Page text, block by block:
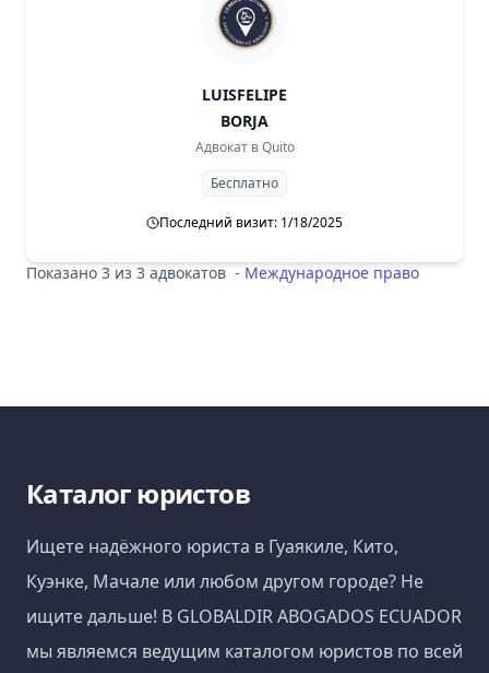
LUISFELIPE
BORJA
Адвокат в Quito
Бесплатно
Последний визит: 1/18/2025
Показано 3 из 3 адвокатов - Международное право
Каталог юристов
Ищете надёжного юриста в Гуаякиле, Кито,
Куэнке, Мачале или любом другом городе? Не
ищите дальше! В GLOBALDIR ABOGADOS ECUADOR
мы являемся ведущим каталогом юристов по всей